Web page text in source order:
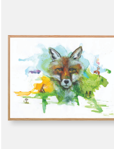
muunnelma.
tehdä
valinnat
tuotteen
sivulla.